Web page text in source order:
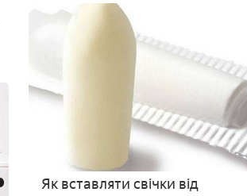
Як вставляти свічки від